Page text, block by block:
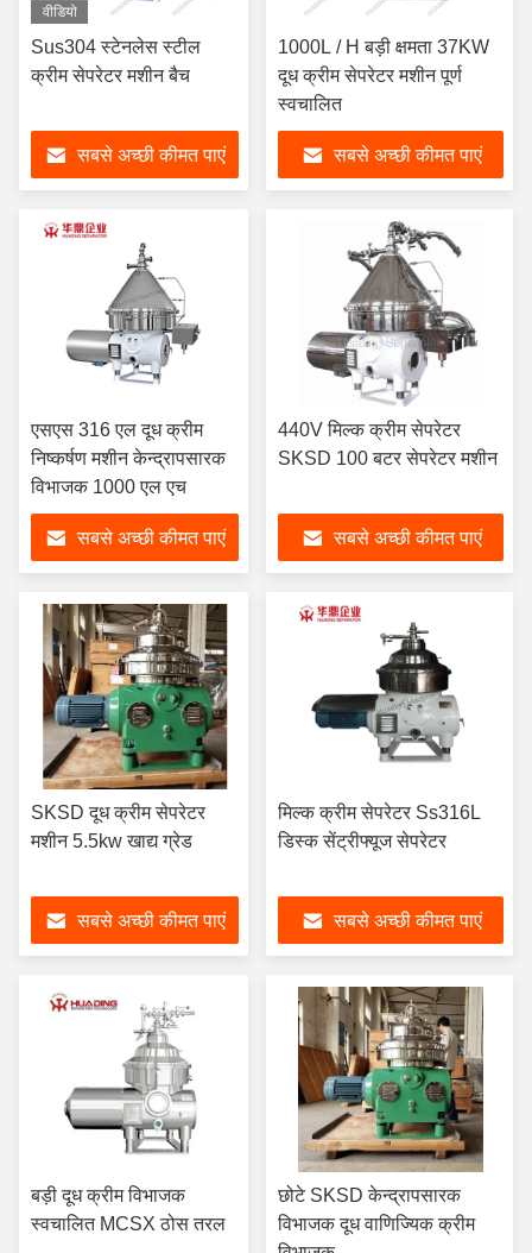
वीडियो
Sus304 स्टेनलेस स्टील
क्रीम सेपरेटर मशीन बैच
सबसे अच्छी कीमत पाएं
1000L / H बड़ी क्षमता 37KW
दूध क्रीम सेपरेटर मशीन पूर्ण
स्वचालित
सबसे अच्छी कीमत पाएं
एसएस 316 एल दूध क्रीम
निष्कर्षण मशीन केन्द्रापसारक
विभाजक 1000 एल एच
सबसे अच्छी कीमत पाएं
440V मिल्क क्रीम सेपरेटर
SKSD 100 बटर सेपरेटर मशीन
सबसे अच्छी कीमत पाएं
SKSD दूध क्रीम सेपरेटर
मशीन 5.5kw खाद्य ग्रेड
सबसे अच्छी कीमत पाएं
मिल्क क्रीम सेपरेटर Ss316L
डिस्क सेंट्रीफ्यूज सेपरेटर
सबसे अच्छी कीमत पाएं
बड़ी दूध क्रीम विभाजक
स्वचालित MCSX ठोस तरल
छोटे SKSD केन्द्रापसारक
विभाजक दूध वाणिज्यिक क्रीम